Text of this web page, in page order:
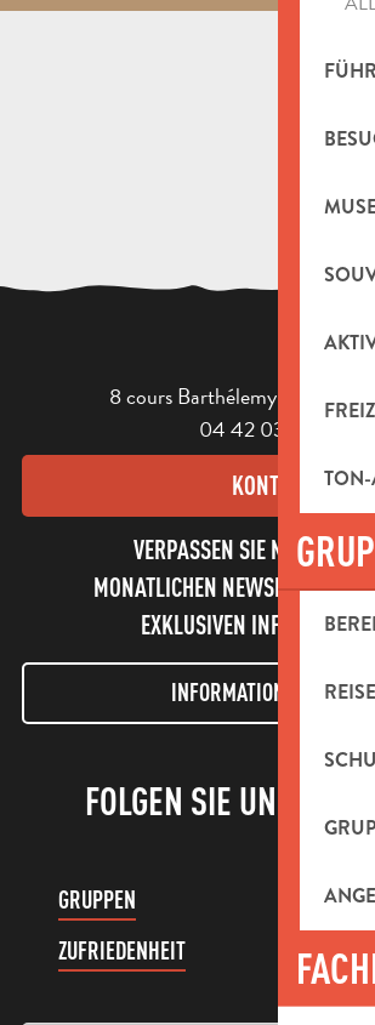
TON-
La crête de la Sainte-Baume
8 cours Barthélemy - 13400
04 42 03 49 98
KONTAKT
VERPASSEN SIE NICHT
MONATLICHEN NEWSLETTER
EXKLUSIVEN
INFORMATIONEN LETTER
FOLGEN SIE UNS!
GRUPPEN
ZUFRIEDENHEIT